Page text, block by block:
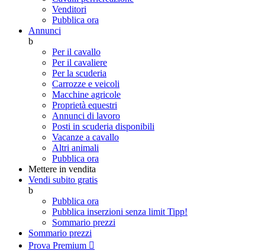
Venditori
Pubblica ora
Annunci
b
Per il cavallo
Per il cavaliere
Per la scuderia
Carrozze e veicoli
Macchine agricole
Proprietà equestri
Annunci di lavoro
Posti in scuderia disponibili
Vacanze a cavallo
Altri animali
Pubblica ora
Mettere in vendita
Vendi subito gratis
b
Pubblica ora
Pubblica inserzioni senza limit Tipp!
Sommario prezzi
Sommario prezzi
Prova Premium 